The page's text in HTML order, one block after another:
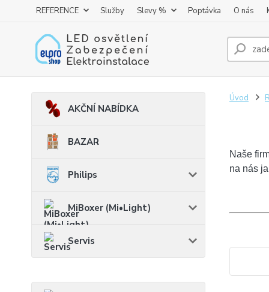
REFERENCE Služby Slevy % Poptávka O nás
AKČNÍ NABÍDKA
BAZAR
Philips
MiBoxer (Mi•Light)
Servis
Úvod
Naše
na nás